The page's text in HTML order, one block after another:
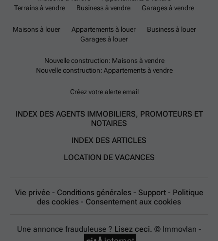
Terrains à vendre
Business à vendre Garages à vendre
Maisons à louer Appartements à louer
Business à louer
Garages à louer
Nouvelle construction: Maisons à vendre
Nouvelle construction: Appartements à vendre
Créez votre alerte email
INDEX DES AGENTS IMMOBILIERS, PROMOTEURS ET
NOTAIRES
INDEX DES ARTICLES
LOCATION DE VACANCES
Vie privée - Conditions générales - Support - Politique
des cookies - Consentement aux cookies
Une annonce frauduleuse ? Lisez ceci. © Immovlan -